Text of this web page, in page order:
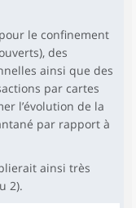
le confinement
des
ainsi que des
par cartes
l’évolution de la
par rapport à
ainsi très
2).